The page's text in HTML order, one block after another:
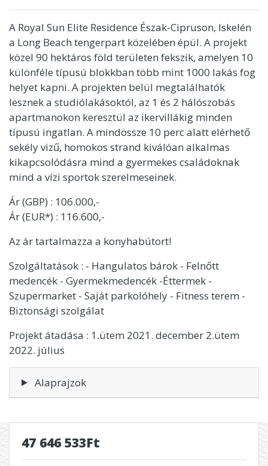
A Royal Sun Elite Residence Észak-Cipruson, Iskelén
a Long Beach tengerpart közelében épül. A projekt
közel 90 hektáros föld területen fekszik, amelyen 10
különféle típusú blokkban több mint 1000 lakás fog
helyet kapni. A projekten belül megtalálhatók
lesznek a studiólakásoktól, az 1 és 2 hálószobás
apartmanokon keresztül az ikervillákig minden
típusú ingatlan. A mindössze 10 perc alatt elérhető
sekély vizű, homokos strand kiválóan alkalmas
kikapcsolódásra mind a gyermekes családoknak
mind a vízi sportok szerelmeseinek.
Ár (GBP) : 106.000,-
Ár (EUR*) : 116.600,-
Az ár tartalmazza a konyhabútort!
Szolgáltatások : - Hangulatos bárok - Felnőtt
medencék - Gyermekmedencék -Éttermek -
Szupermarket - Saját parkolóhely - Fitness terem -
Biztonsági szolgálat
Projekt átadása : 1.ütem 2021. december 2.ütem
2022. július
Alaprajzok
47 646 533Ft